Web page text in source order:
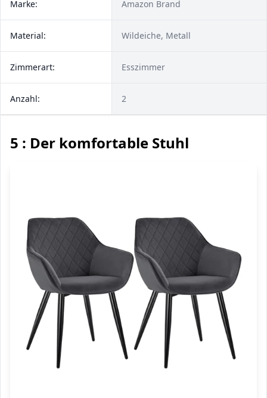
Marke: Amazon Brand
Material: Wildeiche, Metall
Zimmerart: Esszimmer
Anzahl: 2
5 : Der komfortable Stuhl